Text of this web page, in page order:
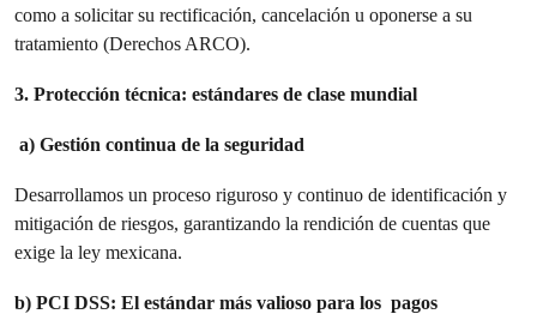
como a solicitar su rectificación, cancelación u oponerse a su
tratamiento (Derechos ARCO).
3. Protección técnica: estándares de clase mundial
a) Gestión continua de la seguridad
Desarrollamos un proceso riguroso y continuo de identificación y
mitigación de riesgos, garantizando la rendición de cuentas que
exige la ley mexicana.
b) PCI DSS: El estándar más valioso para los pagos